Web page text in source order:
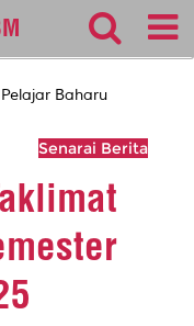
Baharu
Senarai Berita